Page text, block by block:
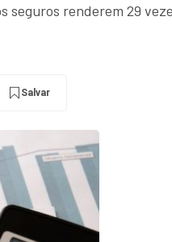
renderem 29
Salvar